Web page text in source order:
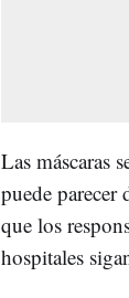
Las máscaras
puede parecer
que los
hospitales